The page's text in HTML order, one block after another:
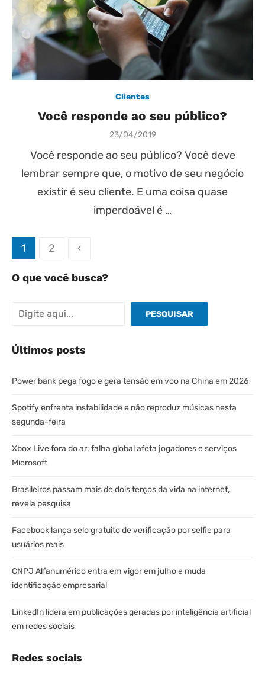
Clientes
Você responde ao seu público?
Posted
23/04/2019
Você responde ao seu público? Você deve
lembrar sempre que, o motivo de seu negócio
existir é seu cliente. E uma coisa quase
imperdoável é …
Paginação
de
posts
1 2 ‹
O que você busca?
Pesquisar
PESQUISAR
Últimos posts
Power bank pega fogo e gera tensão em voo na China em 2026
Spotify enfrenta instabilidade e não reproduz músicas nesta
segunda-feira
Xbox Live fora do ar: falha global afeta jogadores e serviços
Microsoft
Brasileiros passam mais de dois terços da vida na internet,
revela pesquisa
Facebook lança selo gratuito de verificação por selfie para
usuários reais
CNPJ Alfanumérico entra em vigor em julho e muda
identificação empresarial
LinkedIn lidera em publicações geradas por inteligência artificial
em redes sociais
Redes sociais